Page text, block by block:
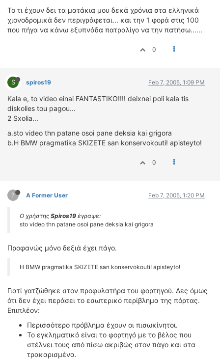
Το τι έχουν δει τα ματάκια μου δεκά χρόνια στα ελληνικά
χιονοδρομικά δεν περιγράφεται... και την 1 φορά στις 100
που πήγα να κάνω εξυπνάδα πατραλίγο να την πατήσω......
0
S spiros19 Feb 7, 2005, 1:09 PM
Kala e, to video einai FANTASTIKO!!!! deixnei poli kala tis
diskolies tou pagou...
2 Sxolia...
a.sto video thn patane osoi pane deksia kai grigora
b.H BMW pragmatika SKIZETE san konservokouti! apisteyto!
0
? A Former User Feb 7, 2005, 1:20 PM
Ο χρήστης Spiros19 έγραψε:
sto video thn patane osoi pane deksia kai grigora
Προφανώς μόνο δεξιά έχει πάγο.
H BMW pragmatika SKIZETE san konservokouti! apisteyto!
Γιατί γατζώθηκε στον προφυλατήρα του φορτηγού. Δες όμως
ότι δεν έχει περάσει το εσωτερικό περίβλημα της πόρτας.
Επιπλέον:
Περισσότερο πρόβλημα έχουν οι πισωκίνητοι.
Το εγκληματικό είναι το φορτηγό με το βέλος που
στέλνει τους από πίσω ακριβώς στον πάγο και στα
τρακαρισμένα.